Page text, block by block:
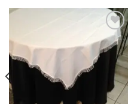
Add to
wishlist